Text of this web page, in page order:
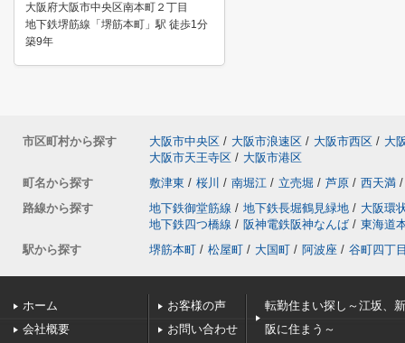
大阪府大阪市中央区南本町２丁目
地下鉄堺筋線「堺筋本町」駅 徒歩1分
築9年
市区町村から探す 大阪市中央区 / 大阪市浪速区 / 大阪市西区 / 大
大阪市天王寺区 / 大阪市港区
町名から探す
敷津東 / 桜川 / 南堀江 / 立売堀 / 芦原 / 西天満 /
路線から探す
地下鉄御堂筋線 / 地下鉄長堀鶴見緑地 / 大阪環
地下鉄四つ橋線 / 阪神電鉄阪神なんば / 東海道
駅から探す
堺筋本町 / 松屋町 / 大国町 / 阿波座 / 谷町四丁
ホーム
会社概要
お客様の声
お問い合わせ
転勤住まい探し～江坂、
阪に住まう～